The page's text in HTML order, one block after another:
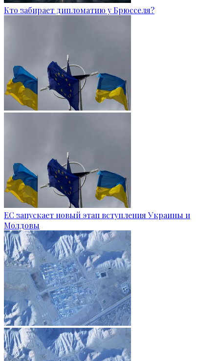
Кто забирает дипломатию у Брюсселя?
ЕС запускает новый этап вступления Украины и
Молдовы